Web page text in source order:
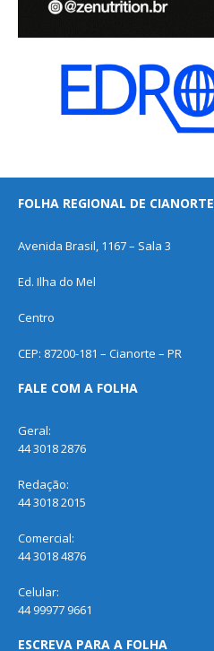
FOLHA REGIONAL DE CIANORTE
Avenida Brasil, 1167 – Sala 3
Ed. Ilha do Mel
Centro
CEP: 87200-181 – Cianorte – PR
FALE COM A FOLHA
Geral:
44 3018 2876
Redação:
44 3018 2015
Comercial:
44 3018 4876
Celular:
44 99977 9661
ESCREVA PARA A FOLHA